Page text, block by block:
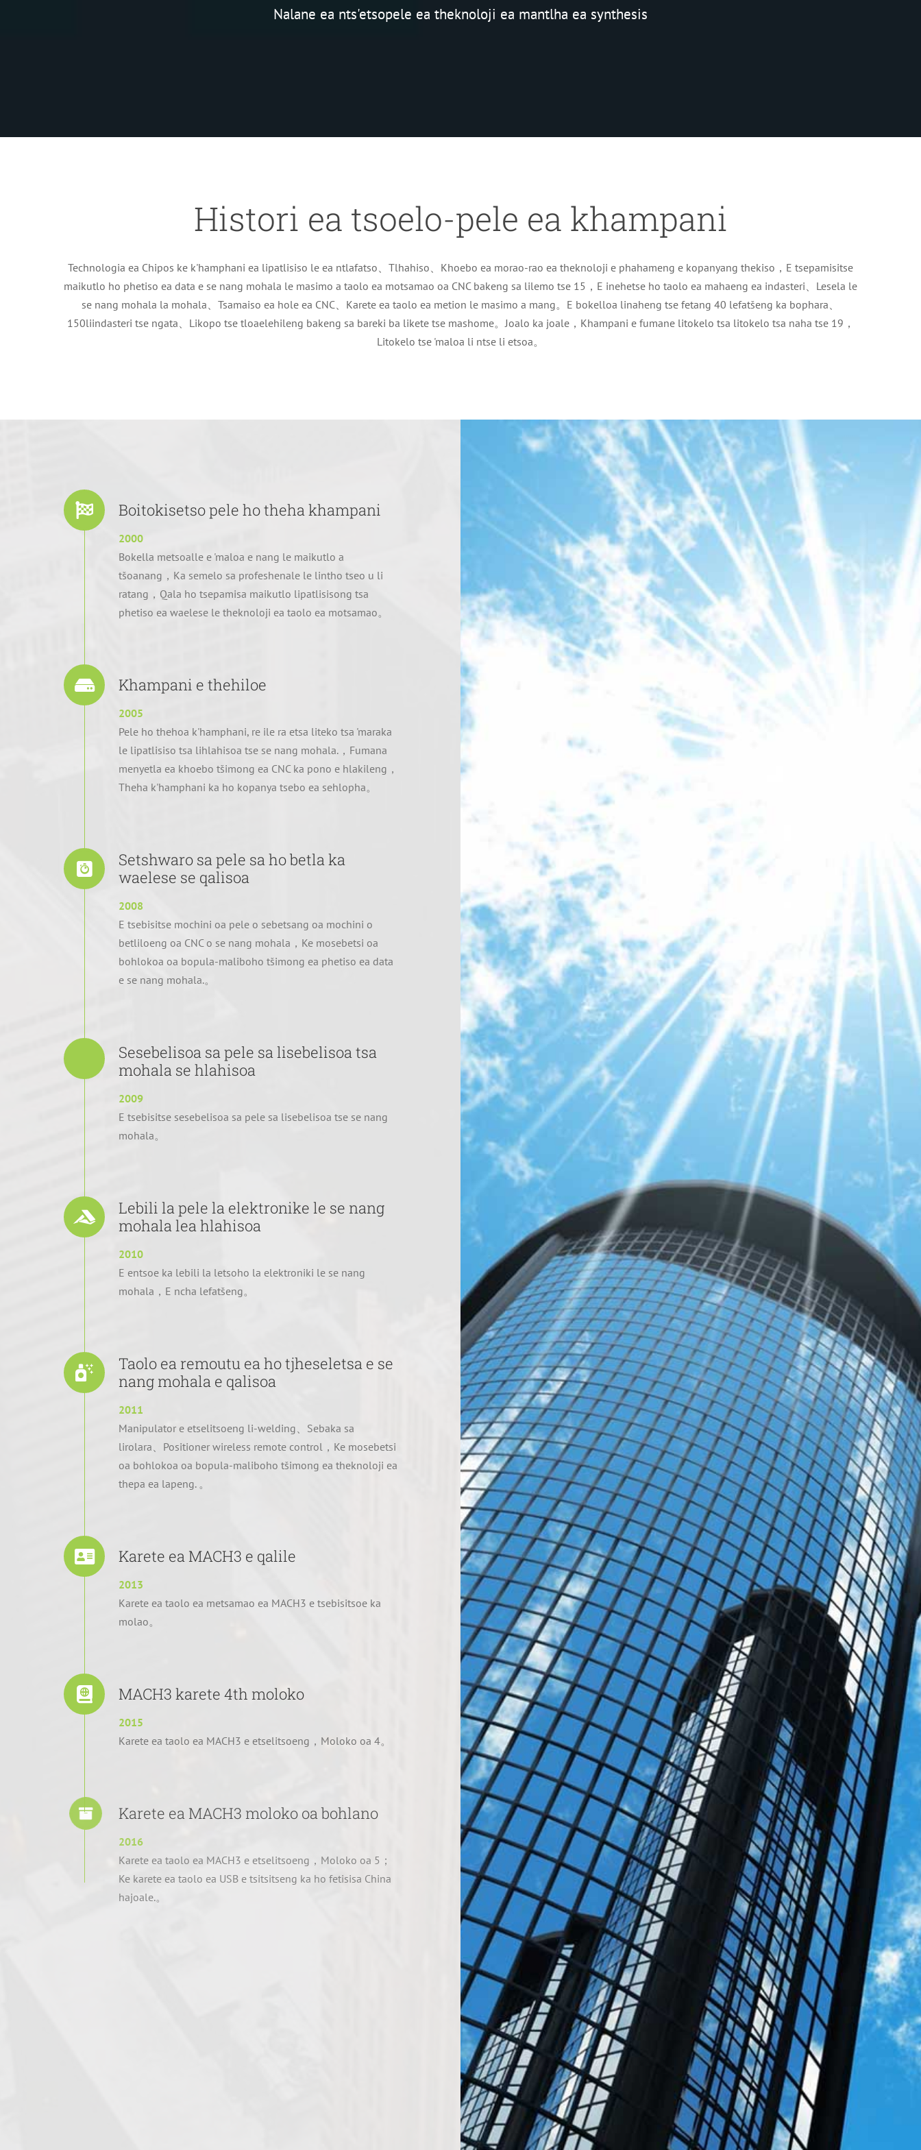
Nalane ea nts'etsopele ea theknoloji ea mantlha ea synthesis
Histori ea tsoelo-pele ea khampani
Technologia ea Chipos ke k'hamphani ea lipatlisiso le ea ntlafatso、Tlhahiso、Khoebo ea morao-rao ea theknoloji e phahameng e kopanyang thekiso，E tsepamisitse
maikutlo ho phetiso ea data e se nang mohala le masimo a taolo ea motsamao oa CNC bakeng sa lilemo tse 15，E inehetse ho taolo ea mahaeng ea indasteri、Lesela le
se nang mohala la mohala、Tsamaiso ea hole ea CNC、Karete ea taolo ea metion le masimo a mang。E bokelloa linaheng tse fetang 40 lefatšeng ka bophara、
150liindasteri tse ngata、Likopo tse tloaelehileng bakeng sa bareki ba likete tse mashome。Joalo ka joale，Khampani e fumane litokelo tsa litokelo tsa naha tse 19，
Litokelo tse 'maloa li ntse li etsoa。
Boitokisetso pele ho theha khampani
2000
Bokella metsoalle e 'maloa e nang le maikutlo a
tšoanang，Ka semelo sa profeshenale le lintho tseo u li
ratang，Qala ho tsepamisa maikutlo lipatlisisong tsa
phetiso ea waelese le theknoloji ea taolo ea motsamao。
Khampani e thehiloe
2005
Pele ho thehoa k'hamphani, re ile ra etsa liteko tsa 'maraka
le lipatlisiso tsa lihlahisoa tse se nang mohala.，Fumana
menyetla ea khoebo tšimong ea CNC ka pono e hlakileng，
Theha k'hamphani ka ho kopanya tsebo ea sehlopha。
Setshwaro sa pele sa ho betla ka
waelese se qalisoa
2008
E tsebisitse mochini oa pele o sebetsang oa mochini o
betliloeng oa CNC o se nang mohala，Ke mosebetsi oa
bohlokoa oa bopula-maliboho tšimong ea phetiso ea data
e se nang mohala.。
Sesebelisoa sa pele sa lisebelisoa tsa
mohala se hlahisoa
2009
E tsebisitse sesebelisoa sa pele sa lisebelisoa tse se nang
mohala。
Lebili la pele la elektronike le se nang
mohala lea hlahisoa
2010
E entsoe ka lebili la letsoho la elektroniki le se nang
mohala，E ncha lefatšeng。
Taolo ea remoutu ea ho tjheseletsa e se
nang mohala e qalisoa
2011
Manipulator e etselitsoeng li-welding、Sebaka sa
lirolara、Positioner wireless remote control，Ke mosebetsi
oa bohlokoa oa bopula-maliboho tšimong ea theknoloji ea
thepa ea lapeng. 。
Karete ea MACH3 e qalile
2013
Karete ea taolo ea metsamao ea MACH3 e tsebisitsoe ka
molao。
MACH3 karete 4th moloko
2015
Karete ea taolo ea MACH3 e etselitsoeng，Moloko oa 4。
Karete ea MACH3 moloko oa bohlano
2016
Karete ea taolo ea MACH3 e etselitsoeng，Moloko oa 5；
Ke karete ea taolo ea USB e tsitsitseng ka ho fetisisa China
hajoale.。